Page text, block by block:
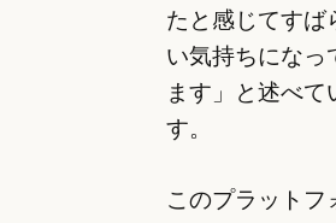
たと感じてすば
い気持ちになっ
ます」と述べて
す。
このプラットフ